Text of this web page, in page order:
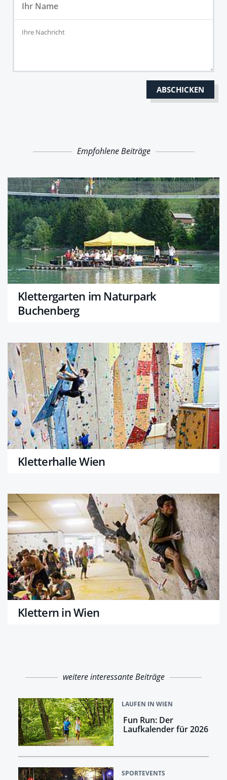
Empfohlene Beiträge
Klettergarten im Naturpark
Buchenberg
Kletterhalle Wien
Klettern in Wien
weitere interessante Beiträge
LAUFEN IN WIEN
Fun Run: Der
Laufkalender für 2026
SPORTEVENTS